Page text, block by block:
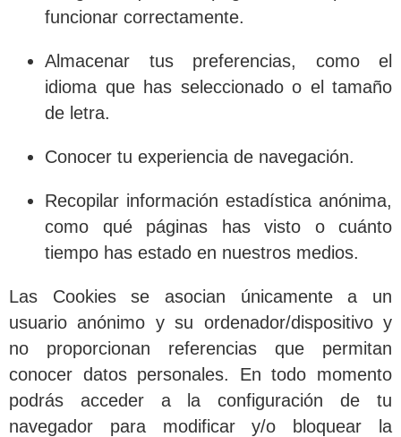
funcionar correctamente.
Almacenar tus preferencias, como el
idioma que has seleccionado o el tamaño
de letra.
Conocer tu experiencia de navegación.
Recopilar información estadística anónima,
como qué páginas has visto o cuánto
tiempo has estado en nuestros medios.
Las Cookies se asocian únicamente a un
usuario anónimo y su ordenador/dispositivo y
no proporcionan referencias que permitan
conocer datos personales. En todo momento
podrás acceder a la configuración de tu
navegador para modificar y/o bloquear la